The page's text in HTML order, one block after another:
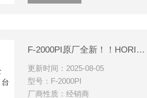
F-2000PI原厂全新！！HORIBA堀场 台式pH水质计
更新时间：2025-08-05
型号：F-2000PI
厂商性质：经销商